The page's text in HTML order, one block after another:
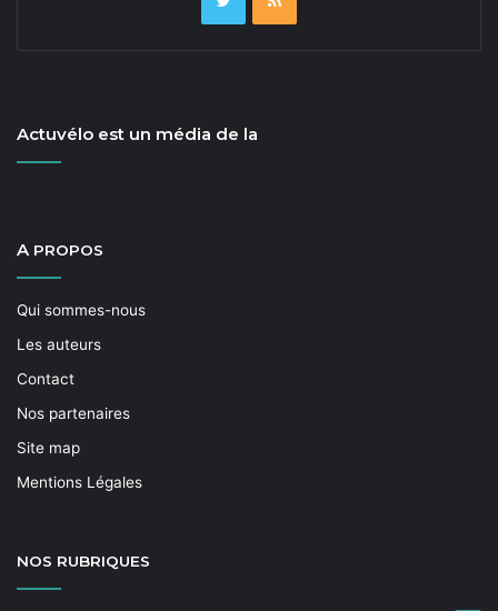
Dans la région lil­loise, l’
« savoir rouler », et son expéri­
lesquelles il va fal­loir tra­vailler
venir du corps enseignant lui-
Actuvélo est un média de la
A PROPOS
Qui sommes-nous
Les auteurs
Contact
Nos partenaires
Site map
Mentions Légales
NOS RUBRIQUES